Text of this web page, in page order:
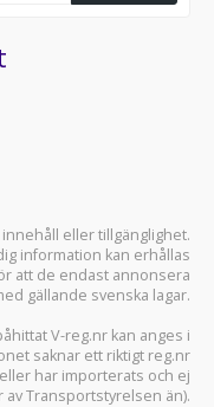
eller tillgänglighet.
information kan erhållas
att de endast annonsera
gällande svenska lagar.
V-reg.nr kan anges i
saknar ett riktigt reg.nr
har importerats och ej
Transportstyrelsen än).